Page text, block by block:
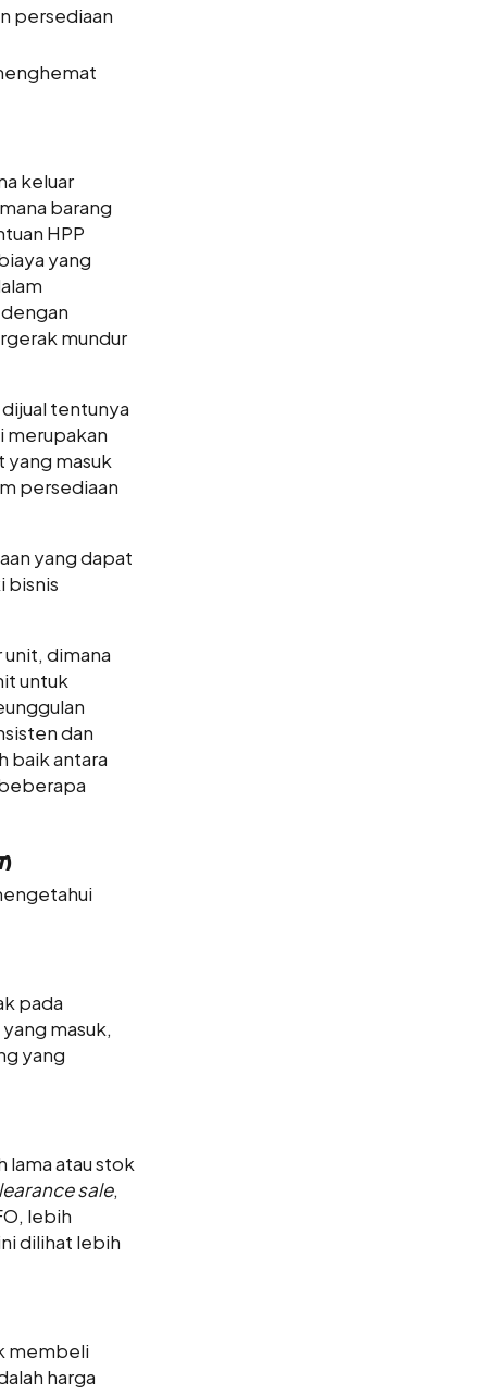
persediaan
keluar
barang
HPP
yang
mundur
tentunya
merupakan
yang masuk
persediaan
yang dapat
bisnis
dimana
untuk
dan
baik antara
)
pada
masuk,
yang
lama atau stok
sale,
lebih
dilihat lebih
membeli
harga